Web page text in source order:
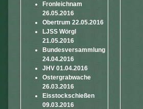
Fronleichnam
26.05.2016
Obertrum 22.05.2016
LJSS Wörgl
21.05.2016
Bundesversammlung
24.04.2016
JHV 01.04.2016
Ostergrabwache
26.03.2016
Eisstockschießen
09.03.2016